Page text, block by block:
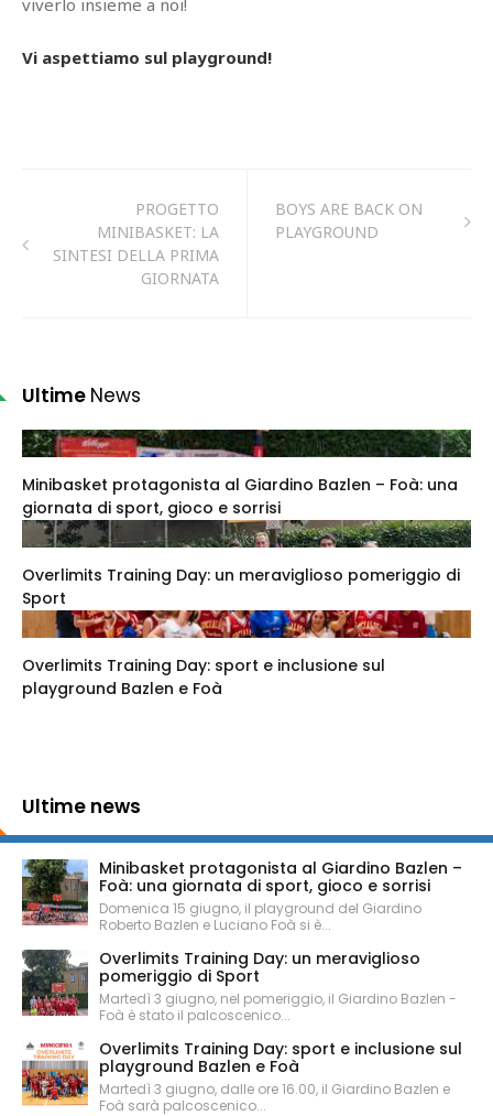
Vi aspettiamo sul playground!
PROGETTO
MINIBASKET: LA
SINTESI DELLA PRIMA
GIORNATA
BOYS ARE BACK ON
PLAYGROUND
Ultime News
Minibasket protagonista al Giardino Bazlen – Foà: una
giornata di sport, gioco e sorrisi
Overlimits Training Day: un meraviglioso pomeriggio di
Sport
Overlimits Training Day: sport e inclusione sul
playground Bazlen e Foà
Ultime news
Minibasket protagonista al Giardino Bazlen –
Foà: una giornata di sport, gioco e sorrisi
Domenica 15 giugno, il playground del Giardino
Roberto Bazlen e Luciano Foà si è...
Overlimits Training Day: un meraviglioso
pomeriggio di Sport
Martedì 3 giugno, nel pomeriggio, il Giardino Bazlen -
Foà è stato il palcoscenico...
Overlimits Training Day: sport e inclusione sul
playground Bazlen e Foà
Martedì 3 giugno, dalle ore 16.00, il Giardino Bazlen e
Foà sarà palcoscenico...